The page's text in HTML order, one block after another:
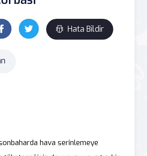
Hata Bildir
hava serinlemeye